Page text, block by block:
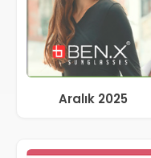
Aralık 2025